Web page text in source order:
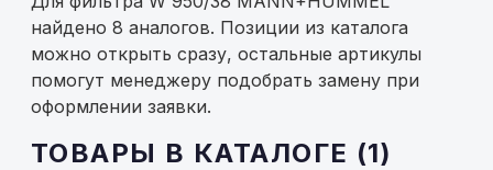
найдено 8 аналогов. Позиции из каталога
можно открыть сразу, остальные артикулы
помогут менеджеру подобрать замену при
оформлении заявки.
ТОВАРЫ В КАТАЛОГЕ (1)